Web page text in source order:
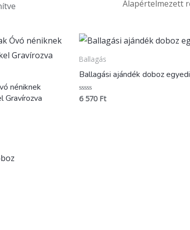
néniknek
Gravírozva
Ballagás
Ballagási ajándék doboz egyedi
Értékelés:
6 570 Ft